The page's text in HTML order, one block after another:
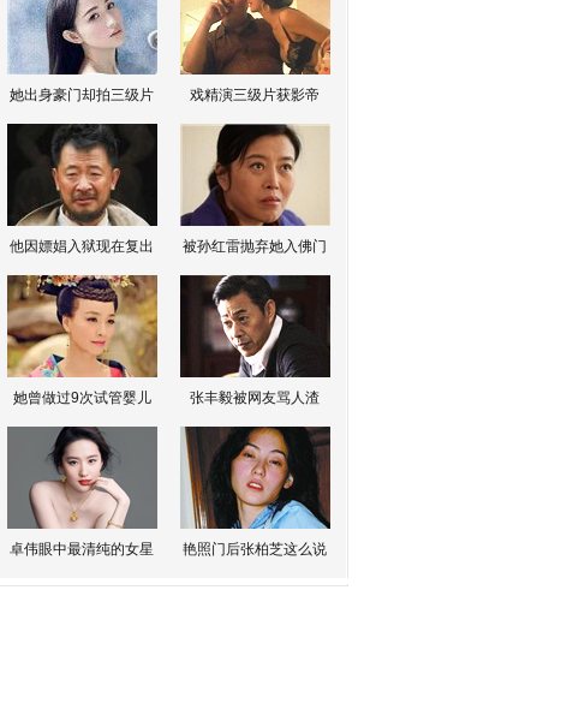
她出身豪门却拍三级片 戏精演三级片获影帝
他因嫖娼入狱现在复出 被孙红雷抛弃她入佛门
她曾做过9次试管婴儿 张丰毅被网友骂人渣
卓伟眼中最清纯的女星 艳照门后张柏芝这么说